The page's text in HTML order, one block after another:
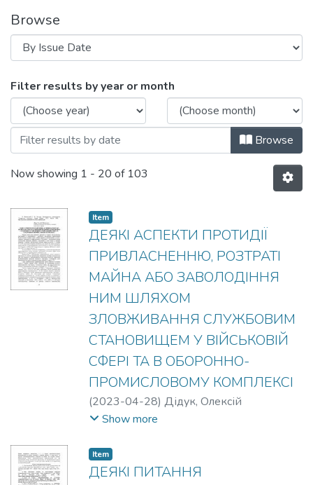
Browse
Browsing КРИМІНАЛЬНЕ
Filter results by year or month
Browse
Now showing 1 - 20 of 103
Item
ДЕЯКІ АСПЕКТИ ПРОТИДІЇ
ПРИВЛАСНЕННЮ, РОЗТРАТІ
МАЙНА АБО ЗАВОЛОДІННЯ
НИМ ШЛЯХОМ
ЗЛОВЖИВАННЯ СЛУЖБОВИМ
СТАНОВИЩЕМ У ВІЙСЬКОВІЙ
СФЕРІ ТА В ОБОРОННО-
ПРОМИСЛОВОМУ КОМПЛЕКСІ
(2023-04-28) Дідук, Олексій
Вадимович
Show more
Item
ДЕЯКІ ПИТАННЯ